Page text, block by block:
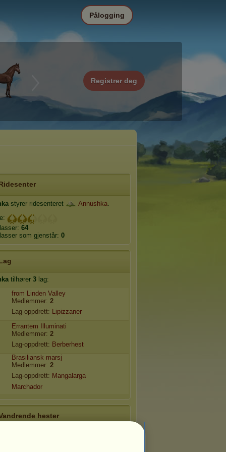
Registrer deg
Pålogging
styrer ridesenteret Annushka.
64
som gjenstår: 0
tilhører 3 lag:
from Linden Valley
Medlemmer: 2
Lag-oppdrett: Lipizzaner
Errantem Illuminati
Medlemmer: 2
Lag-oppdrett: Berberhest
Brasiliansk marsj
Medlemmer: 2
Lag-oppdrett: Mangalarga
Marchador
hester